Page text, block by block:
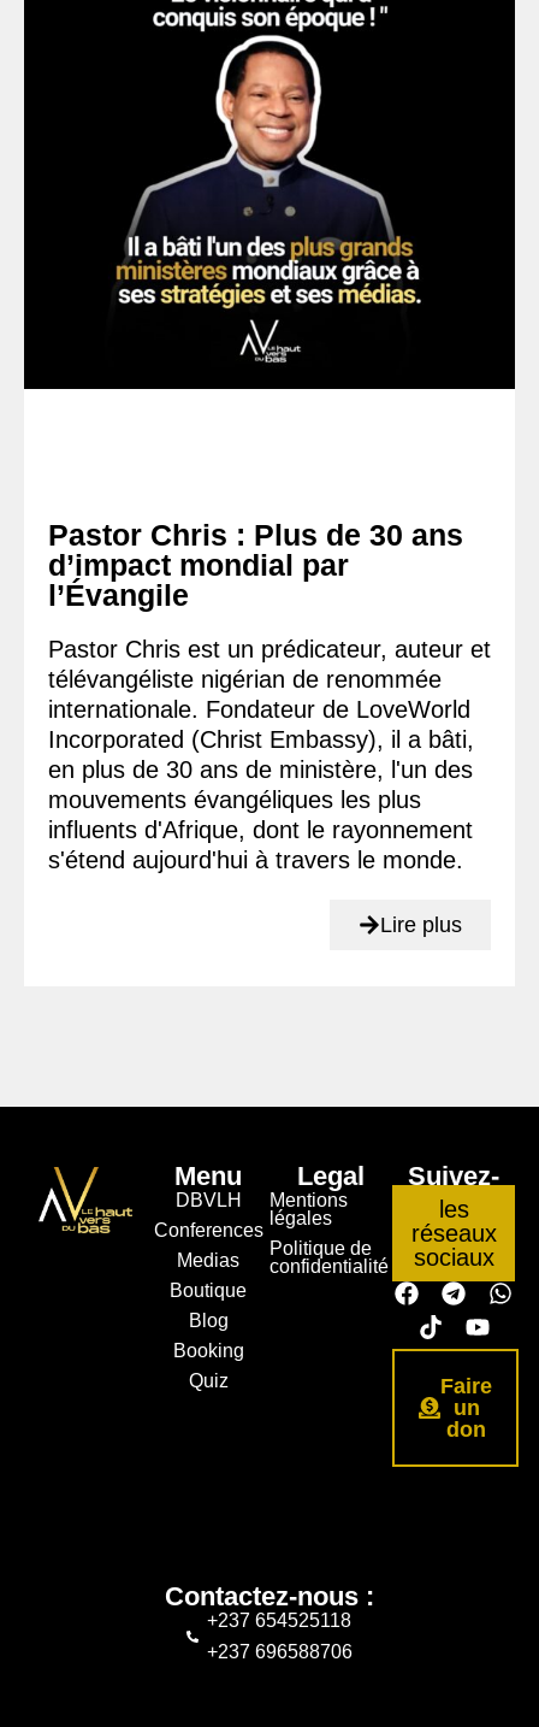
Pastor Chris : Plus de 30 ans
d’impact mondial par
l’Évangile
Pastor Chris est un prédicateur, auteur et
télévangéliste nigérian de renommée
internationale. Fondateur de LoveWorld
Incorporated (Christ Embassy), il a bâti,
en plus de 30 ans de ministère, l'un des
mouvements évangéliques les plus
influents d'Afrique, dont le rayonnement
s'étend aujourd'hui à travers le monde.
Lire plus
Menu
DBVLH
Conferences
Medias
Boutique
Blog
Booking
Quiz
Legal
Mentions
légales
Politique de
confidentialité
Suivez-
nous sur
les
réseaux
sociaux
Faire
un
don
Contactez-nous :
+237 654525118
+237 696588706